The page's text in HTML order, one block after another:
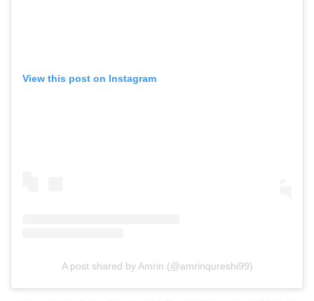
View this post on Instagram
A post shared by Amrin (@amrinqureshi99)